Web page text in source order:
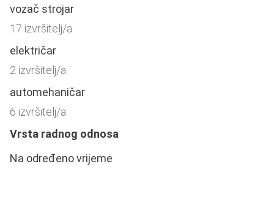
vozač strojar
17 izvršitelj/a
električar
2 izvršitelj/a
automehaničar
6 izvršitelj/a
Vrsta radnog odnosa
Na određeno vrijeme